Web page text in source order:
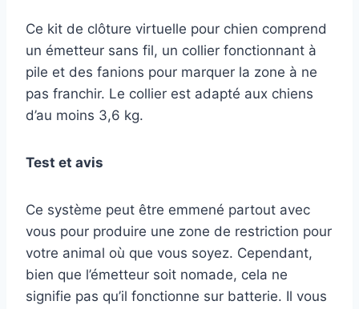
Ce kit de clôture virtuelle pour chien comprend
un émetteur sans fil, un collier fonctionnant à
pile et des fanions pour marquer la zone à ne
pas franchir. Le collier est adapté aux chiens
d’au moins 3,6 kg.
Test et avis
Ce système peut être emmené partout avec
vous pour produire une zone de restriction pour
votre animal où que vous soyez. Cependant,
bien que l’émetteur soit nomade, cela ne
signifie pas qu’il fonctionne sur batterie. Il vous